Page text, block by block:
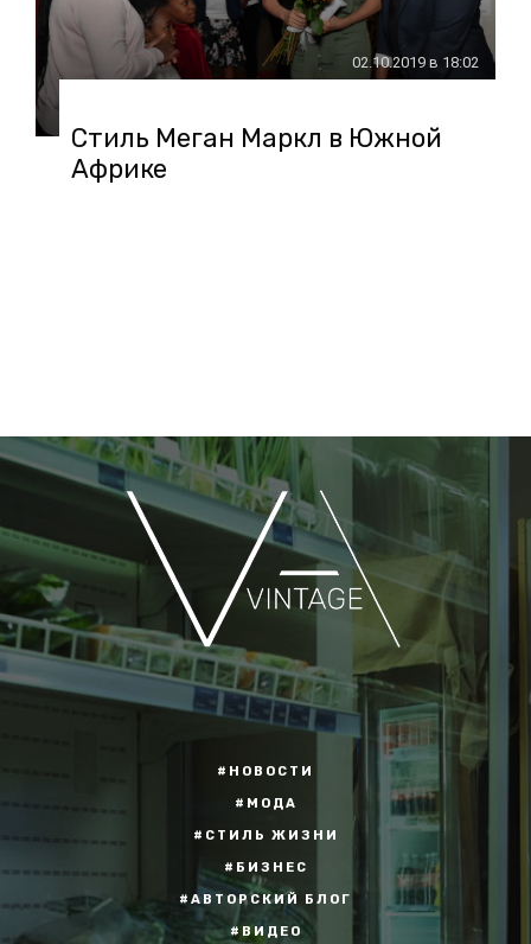
02.10.2019 в 18:02
Стиль Меган Маркл в Южной
Африке
#НОВОСТИ
#МОДА
#СТИЛЬ ЖИЗНИ
#БИЗНЕС
#АВТОРСКИЙ БЛОГ
#ВИДЕО